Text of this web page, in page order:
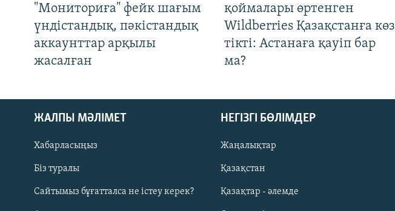
Русский
"Мониториға" фейк шағым
үндістандық, пәкістандық
аккаунттар арқылы
жасалған
қоймалары өртенген
Wildberries Қазақстанға көз
тікті: Астанаға қауіп бар
ма?
ЖАЛПЫ МӘЛІМЕТ
Хабарласыңыз
Біз туралы
Сайтымыз бұғатталса не істеу керек?
НЕГІЗГІ БӨЛІМДЕР
Жаңалықтар
Қазақстан
Қазақтар - әлемде